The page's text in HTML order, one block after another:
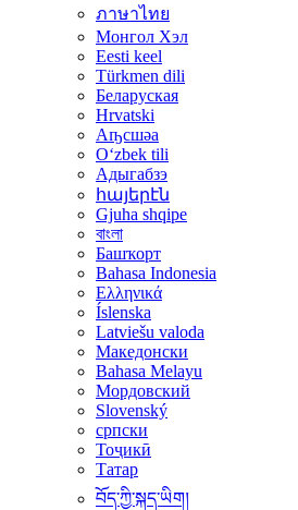
ภาษาไทย
Монгол Хэл
Eesti keel
Türkmen dili
Беларуская
Hrvatski
Аҧсшәа
Oʻzbek tili
Адыгабзэ
հայերէն
Gjuha shqipe
বাংলা
Башҡорт
Bahasa Indonesia
Ελληνικά
Íslenska
Latviešu valoda
Македонски
Bahasa Melayu
Мордовский
Slovenský
српски
Тоҷикӣ
Татар
བོད་ཀྱི་སྐད་ཡིག།